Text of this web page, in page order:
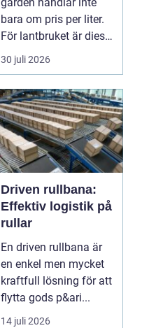
bara om pris per liter.
För lantbruket är diesel
en förut...
30 juli 2026
Driven rullbana:
Effektiv logistik på
rullar
En driven rullbana är
en enkel men mycket
kraftfull lösning för att
flytta gods p&ari...
14 juli 2026